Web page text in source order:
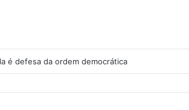
é defesa da ordem democrática